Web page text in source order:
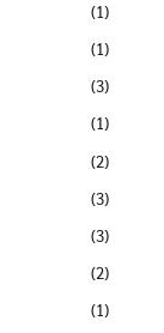
(1)
(1)
(3)
(1)
(2)
(3)
(3)
(2)
(1)